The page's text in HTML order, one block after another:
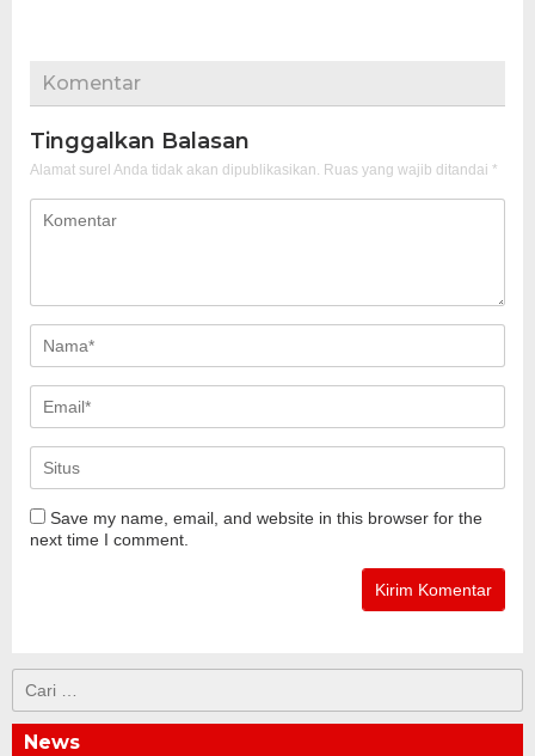
Komentar
Tinggalkan Balasan
Alamat surel Anda tidak akan dipublikasikan. Ruas yang wajib ditandai *
Save my name, email, and website in this browser for the
next time I comment.
untuk:
News